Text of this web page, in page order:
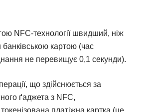
NFC-технології швидший, ніж
банківською картою (час
не перевищує 0,1 секунди).
що здійснюється за
ґаджета з NFC,
платіжна картка (це